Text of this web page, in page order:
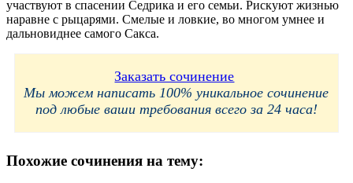
участвуют в спасении Седрика и его семьи. Рискуют жизнью
наравне с рыцарями. Смелые и ловкие, во многом умнее и
дальновиднее самого Сакса.
Заказать сочинение
Мы можем написать 100% уникальное сочинение
под любые ваши требования всего за 24 часа!
Похожие сочинения на тему: